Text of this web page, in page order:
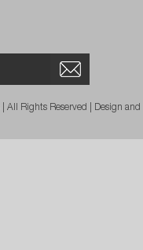
| All Rights Reserved | Design